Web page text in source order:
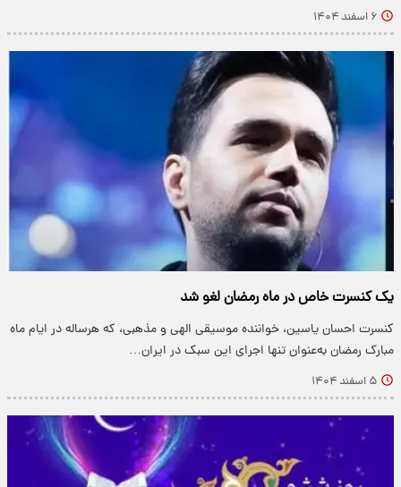
۶ اسفند ۱۴۰۴
یک کنسرت خاص در ماه رمضان لغو شد
کنسرت احسان یاسین، خواننده موسیقی الهی و مذهبی، که هرساله در ایام ماه
مبارک رمضان به‌عنوان تنها اجرای این سبک در ایران…
۵ اسفند ۱۴۰۴